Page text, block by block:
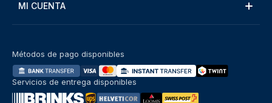
MI CUENTA
Métodos de pago disponibles
Servicios de entrega disponibles